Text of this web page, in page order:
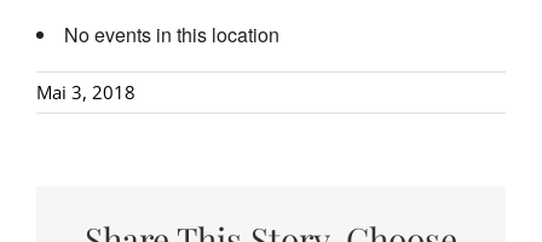
No events in this location
Mai 3, 2018